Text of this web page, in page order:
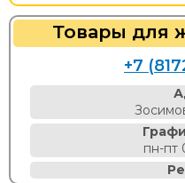
Товары для
+7
пн-пт